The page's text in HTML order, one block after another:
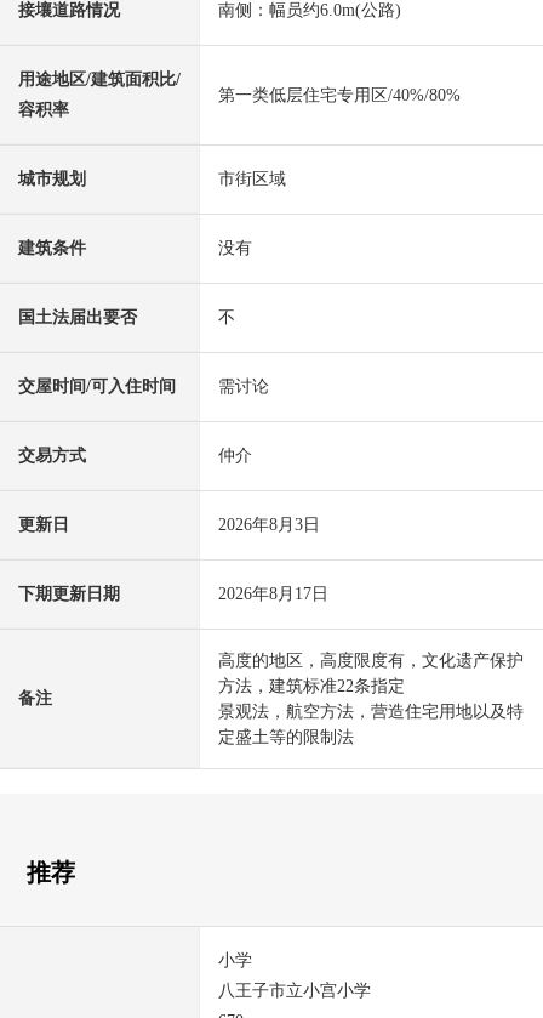
接壤道路情况 南侧：幅员约6.0m(公路)
用途地区/建筑面积比/
容积率
第一类低层住宅专用区/40%/80%
城市规划 市街区域
建筑条件 没有
国土法届出要否 不
交屋时间/可入住时间 需讨论
交易方式 仲介
更新日 2026年8月3日
下期更新日期 2026年8月17日
备注
高度的地区，高度限度有，文化遗产保护
方法，建筑标准22条指定
景观法，航空方法，营造住宅用地以及特
定盛土等的限制法
推荐
小学
八王子市立小宫小学